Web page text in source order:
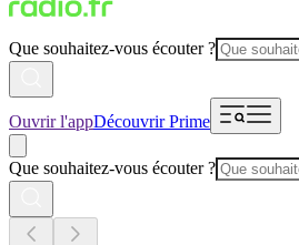
Que souhaitez-vous écouter ?
Ouvrir l'appDécouvrir Prime
Que souhaitez-vous écouter ?